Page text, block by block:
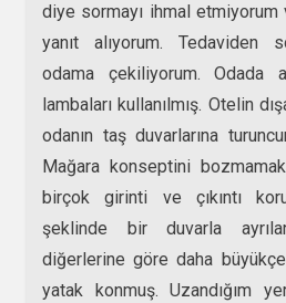
diye sormayı ihmal
yanıt alıyorum. Tedaviden
odama çekiliyorum. Odada
lambaları kullanılmış. Otelin
odanın taş duvarlarına
Mağara konseptini
birçok girinti ve çıkıntı
şeklinde bir duvarla
diğerlerine göre daha
yatak konmuş. Uzandığım